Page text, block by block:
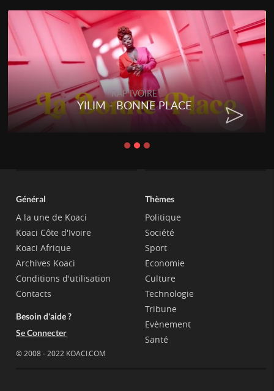
RAP IVOIRE
YILIM - BONNE PLACE
Général
A la une de Koaci
Koaci Côte d'Ivoire
Koaci Afrique
Archives Koaci
Conditions d'utilisation
Contacts
Besoin d'aide ?
Se Connecter
© 2008 - 2022 KOACI.COM
Thèmes
Politique
Société
Sport
Economie
Culture
Technologie
Tribune
Evènement
Santé